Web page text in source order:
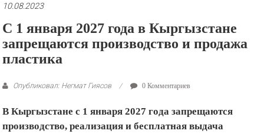
10.08.2023
С 1 января 2027 года в Кыргызстане
запрещаются производство и продажа
пластика
Опубликовал: Негмат Гиясов 0 Комментариев
В Кыргызстане с 1 января 2027 года запрещаются
производство, реализация и бесплатная выдача